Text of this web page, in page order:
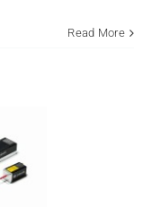
Read More